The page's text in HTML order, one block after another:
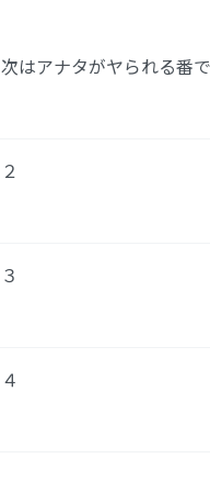
次はアナタがヤられる番
２
３
４